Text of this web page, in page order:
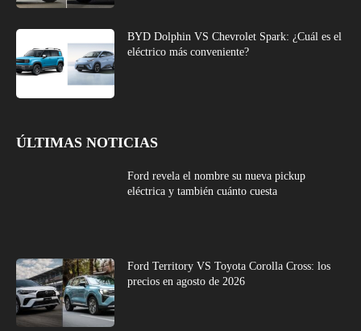
BYD Dolphin VS Chevrolet Spark: ¿Cuál es el
eléctrico más conveniente?
ÚLTIMAS NOTICIAS
Ford revela el nombre su nueva pickup
eléctrica y también cuánto cuesta
Ford Territory VS Toyota Corolla Cross: los
precios en agosto de 2026